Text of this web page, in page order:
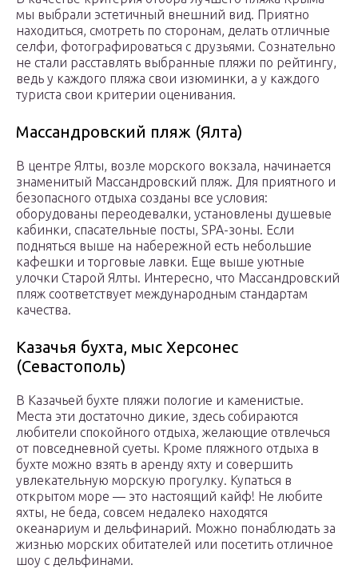
мы выбрали эстетичный внешний вид. Приятно
находиться, смотреть по сторонам, делать отличные
селфи, фотографироваться с друзьями. Сознательно
не стали расставлять выбранные пляжи по рейтингу,
ведь у каждого пляжа свои изюминки, а у каждого
туриста свои критерии оценивания.
Массандровский пляж (Ялта)
В центре Ялты, возле морского вокзала, начинается
знаменитый Массандровский пляж. Для приятного и
безопасного отдыха созданы все условия:
оборудованы переодевалки, установлены душевые
кабинки, спасательные посты, SPA-зоны. Если
подняться выше на набережной есть небольшие
кафешки и торговые лавки. Еще выше уютные
улочки Старой Ялты. Интересно, что Массандровский
пляж соответствует международным стандартам
качества.
Казачья бухта, мыс Херсонес
(Севастополь)
В Казачьей бухте пляжи пологие и каменистые.
Места эти достаточно дикие, здесь собираются
любители спокойного отдыха, желающие отвлечься
от повседневной суеты. Кроме пляжного отдыха в
бухте можно взять в аренду яхту и совершить
увлекательную морскую прогулку. Купаться в
открытом море — это настоящий кайф! Не любите
яхты, не беда, совсем недалеко находятся
океанариум и дельфинарий. Можно понаблюдать за
жизнью морских обитателей или посетить отличное
шоу с дельфинами.